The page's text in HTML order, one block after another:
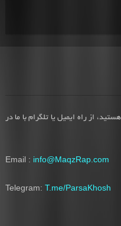
از راه ایمیل یا تلگرام با ما در
Email : info@MaqzRap.com
Telegram: T.me/ParsaKhosh